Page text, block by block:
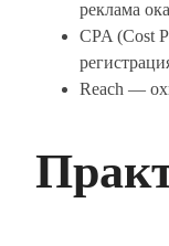
реклама
CPA (Cost
Reach —